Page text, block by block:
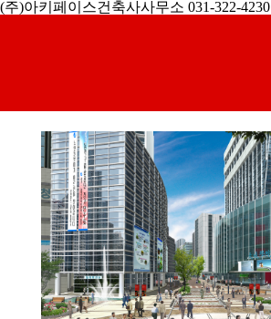
(주)아키페이스건축사사무소 031-322-4230